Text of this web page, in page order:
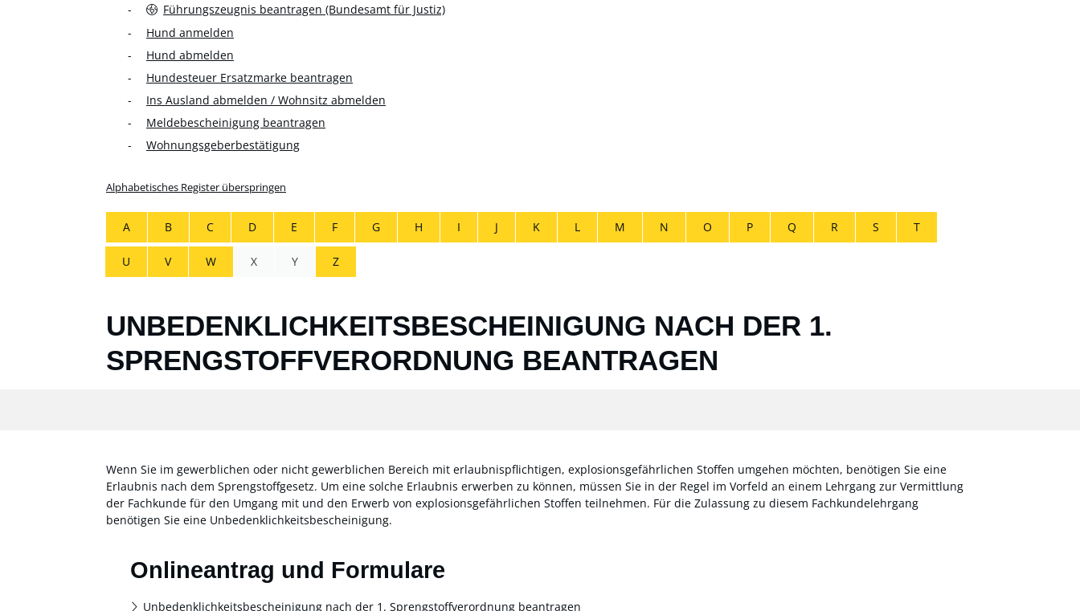
Führungszeugnis beantragen (Bundesamt für Justiz)
Hund anmelden
Hund abmelden
Hundesteuer Ersatzmarke beantragen
Ins Ausland abmelden / Wohnsitz abmelden
Meldebescheinigung beantragen
Wohnungsgeberbestätigung
Alphabetisches Register überspringen
A B C D E F G H I J K L M N O P Q R S T
U V W X Y Z
UNBEDENKLICHKEITSBESCHEINIGUNG NACH DER 1.
SPRENGSTOFFVERORDNUNG BEANTRAGEN
Wenn Sie im gewerblichen oder nicht gewerblichen Bereich mit erlaubnispflichtigen, explosionsgefährlichen Stoffen umgehen möchten, benötigen Sie eine
Erlaubnis nach dem Sprengstoffgesetz. Um eine solche Erlaubnis erwerben zu können, müssen Sie in der Regel im Vorfeld an einem Lehrgang zur Vermittlung
der Fachkunde für den Umgang mit und den Erwerb von explosionsgefährlichen Stoffen teilnehmen. Für die Zulassung zu diesem Fachkundelehrgang
benötigen Sie eine Unbedenklichkeitsbescheinigung.
Onlineantrag und Formulare
Unbedenklichkeitsbescheinigung nach der 1. Sprengstoffverordnung beantragen